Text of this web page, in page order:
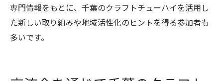
専門情報をもとに、千葉のクラフトチューハイを活用し
た新しい取り組みや地域活性化のヒントを得る参加者も
多いです。